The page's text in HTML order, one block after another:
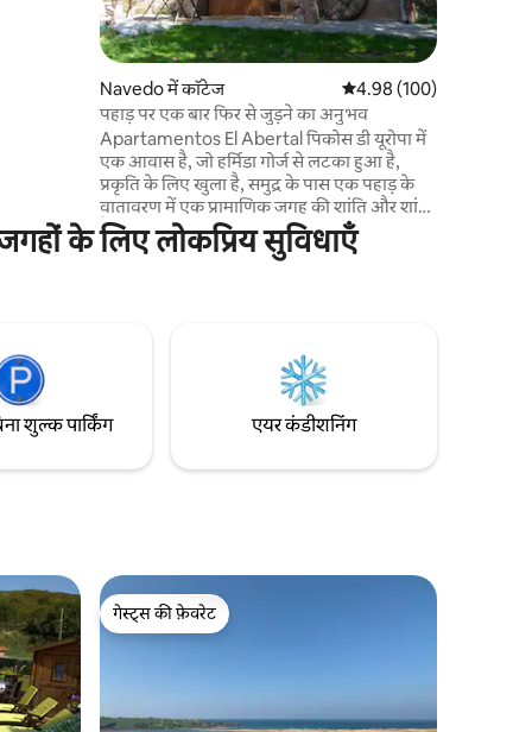
Navedo में कॉटेज औसत रेटिंग 5 में से 4.98,
4.98 (100)
पहाड़ पर एक बार फिर से जुड़ने का अनुभव
Apartamentos El Abertal पिकोस डी यूरोपा में
एक आवास है, जो हर्मिडा गोर्ज से लटका हुआ है,
प्रकृति के लिए खुला है, समुद्र के पास एक पहाड़ के
वातावरण में एक प्रामाणिक जगह की शांति और शांत
है। हम Potes से लगभग 20 किमी दूर,
Peñarrubia के एक छोटे शहर, Navedo में हैं। हम
के लिए लोकप्रिय सुविधाएँ
शुल्क पार्किंग एयर कंडीशनिंग
गेस्ट्स की फ़ेवरेट
गेस्ट्स की फ़ेवरेट